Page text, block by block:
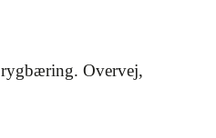
Overvej,